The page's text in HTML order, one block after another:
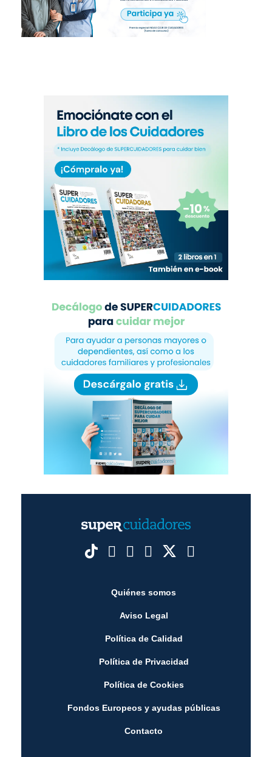
Quiénes somos
Aviso Legal
Política de Calidad
Política de Privacidad
Política de Cookies
Fondos Europeos y ayudas públicas
Contacto